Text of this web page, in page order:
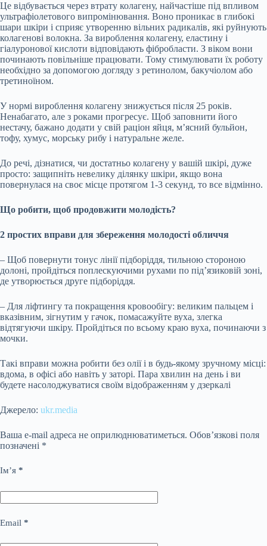
Це відбувається через втрату колагену, найчастіше під впливом
ультрафіолетового випромінювання. Воно проникає в глибокі
шари шкіри і сприяє утворенню вільних радикалів, які руйнують
колагенові волокна. За вироблення колагену, еластину і
гіалуронової кислоти відповідають фібробласти. З віком вони
починають повільніше працювати. Тому стимулювати їх роботу
необхідно за допомогою догляду з ретинолом, бакучіолом або
третиноїном.
У нормі вироблення колагену знижується після 25 років.
Ненабагато, але з роками прогресує. Щоб заповнити його
нестачу, бажано додати у свій раціон яйця, м’ясний бульйон,
тофу, хумус, морську рибу і натуральне желе.
До речі, дізнатися, чи достатньо колагену у вашій шкірі, дуже
просто: защипніть невелику ділянку шкіри, якщо вона
повернулася на своє місце протягом 1-3 секунд, то все відмінно.
Що робити, щоб продовжити молодість?
2 простих вправи для збереження молодості обличчя
– Щоб повернути тонус лінії підборіддя, тильною стороною
долоні, пройдіться поплескуючими рухами по під’язиковій зоні,
де утворюється друге підборіддя.
– Для ліфтингу та покращення кровообігу: великим пальцем і
вказівним, зігнутим у гачок, помасажуйте вуха, злегка
відтягуючи шкіру. Пройдіться по всьому краю вуха, починаючи з
мочки.
Такі вправи можна робити без олії і в будь-якому зручному місці:
вдома, в офісі або навіть у заторі. Пара хвилин на день і ви
будете насолоджуватися своїм відображенням у дзеркалі
Джерело: ukr.media
Ваша e-mail адреса не оприлюднюватиметься. Обов’язкові поля
позначені *
Ім’я *
Email *